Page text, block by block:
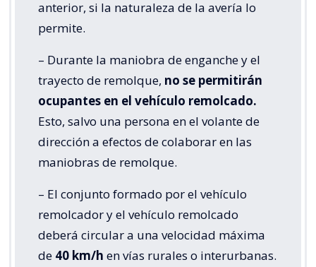
anterior, si la naturaleza de la avería lo
permite.
– Durante la maniobra de enganche y el
trayecto de remolque, no se permitirán
ocupantes en el vehículo remolcado.
Esto, salvo una persona en el volante de
dirección a efectos de colaborar en las
maniobras de remolque.
– El conjunto formado por el vehículo
remolcador y el vehículo remolcado
deberá circular a una velocidad máxima
de 40 km/h en vías rurales o interurbanas.